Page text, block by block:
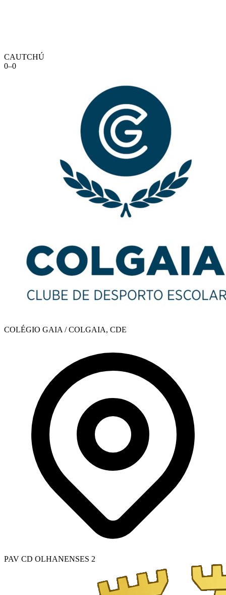
CAUTCHÚ
0–0
COLÉGIO GAIA / COLGAIA, CDE
PAV CD OLHANENSES 2